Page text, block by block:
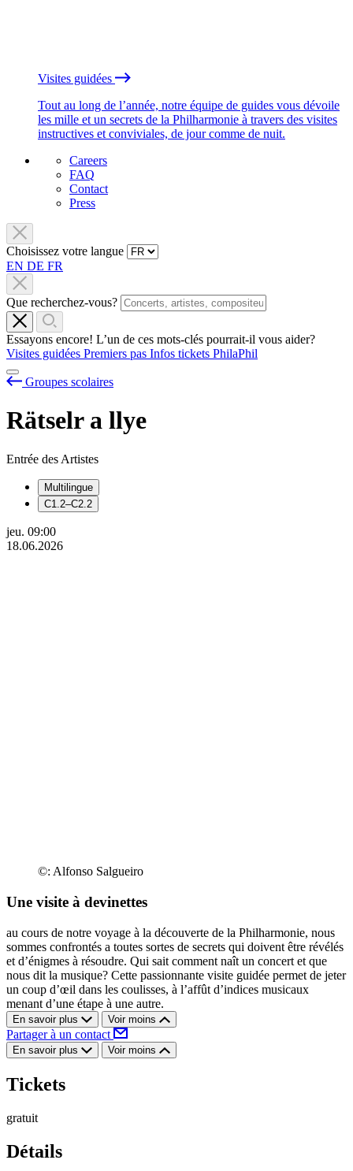
Visites guidées
Tout au long de l’année, notre équipe de guides vous dévoile
les mille et un secrets de la Philharmonie à travers des visites
instructives et conviviales, de jour comme de nuit.
Careers
FAQ
Contact
Press
Choisissez votre langue
EN DE FR
Que recherchez-vous?
Essayons encore! L’un de ces mots-clés pourrait-il vous aider?
Visites guidées Premiers pas Infos tickets PhilaPhil
Groupes scolaires
Rätselr a llye
Entrée des Artistes
Multilingue
C1.2–C2.2
jeu. 09:00
18.06.2026
©: Alfonso Salgueiro
Une visite à devinettes
au cours de notre voyage à la découverte de la Philharmonie, nous
sommes confrontés a toutes sortes de secrets qui doivent être révélés
et d’énigmes à résoudre. Qui sait comment naît un concert et que
nous dit la musique? Cette passionnante visite guidée permet de jeter
un coup d’œil dans les coulisses, à l’affût d’indices musicaux
menant d’une étape à une autre.
En savoir plus Voir moins
Partager à un contact
En savoir plus Voir moins
Tickets
gratuit
Détails